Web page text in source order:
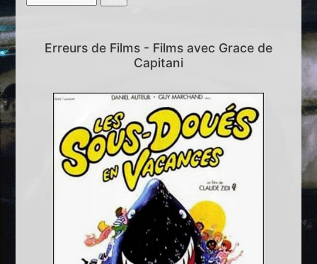
Erreurs de Films - Films avec Grace de
Capitani